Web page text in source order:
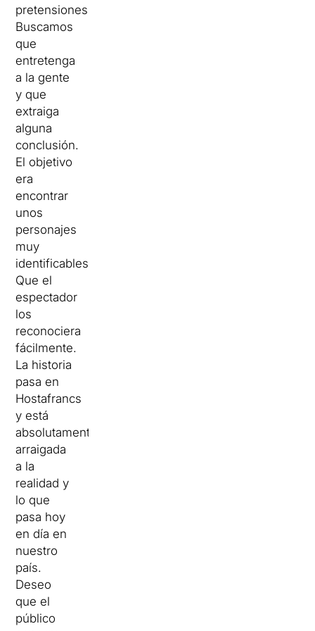
pretensiones.
Buscamos
que
entretenga
a la gente
y que
extraiga
alguna
conclusión.
El objetivo
era
encontrar
unos
personajes
muy
identificables.
Que el
espectador
los
reconociera
fácilmente.
La historia
pasa en
Hostafrancs
y está
absolutamente
arraigada
a la
realidad y
lo que
pasa hoy
en día en
nuestro
país.
Deseo
que el
público